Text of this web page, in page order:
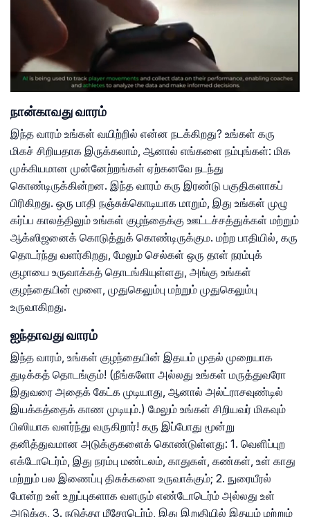
நான்காவது வாரம்
இந்த வாரம் உங்கள் வயிற்றில் என்ன நடக்கிறது? உங்கள் கரு
மிகச் சிறியதாக இருக்கலாம், ஆனால் எங்களை நம்புங்கள்: மிக
முக்கியமான முன்னேற்றங்கள் ஏற்கனவே நடந்து
கொண்டிருக்கின்றன. இந்த வாரம் கரு இரண்டு பகுதிகளாகப்
பிரிகிறது. ஒரு பாதி நஞ்சுக்கொடியாக மாறும், இது உங்கள் முழு
கர்ப்ப காலத்திலும் உங்கள் குழந்தைக்கு ஊட்டச்சத்துக்கள் மற்றும்
ஆக்ஸிஜனைக் கொடுத்துக் கொண்டிருக்கும. மற்ற பாதியில், கரு
தொடர்ந்து வளர்கிறது, மேலும் செல்கள் ஒரு தாள் நரம்புக்
குழாயை உருவாக்கத் தொடங்கியுள்ளது, அங்கு உங்கள்
குழந்தையின் மூளை, முதுகெலும்பு மற்றும் முதுகெலும்பு
உருவாகிறது.
ஐந்தாவது வாரம்
இந்த வாரம், உங்கள் குழந்தையின் இதயம் முதல் முறையாக
துடிக்கத் தொடங்கும்! (நீங்களோ அல்லது உங்கள் மருத்துவரோ
இதுவரை அதைக் கேட்க முடியாது, ஆனால் அல்ட்ராசவுண்டில்
இயக்கத்தைக் காண முடியும்.) மேலும் உங்கள் சிறியவர் மிகவும்
பிஸியாக வளர்ந்து வருகிறார்! கரு இப்போது மூன்று
தனித்துவமான அடுக்குகளைக் கொண்டுள்ளது: 1. வெளிப்புற
எக்டோடெர்ம், இது நரம்பு மண்டலம், காதுகள், கண்கள், உள் காது
மற்றும் பல இணைப்பு திசுக்களை உருவாக்கும்; 2. நுரையீரல்
போன்ற உள் உறுப்புகளாக வளரும் எண்டோடெர்ம் அல்லது உள்
அடுக்கு, 3. நடுத்தர மீசோடெர்ம், இது இறுதியில் இதயம் மற்றும்